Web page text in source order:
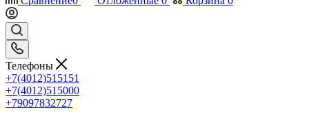
Телефоны
+7(4012)515151
+7(4012)515000
+79097832727